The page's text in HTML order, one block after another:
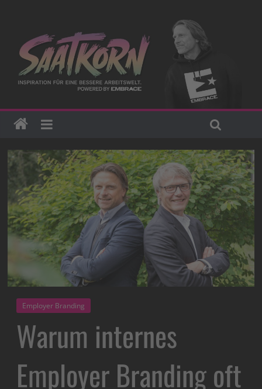
Employer Branding
Warum internes
Employer Branding oft